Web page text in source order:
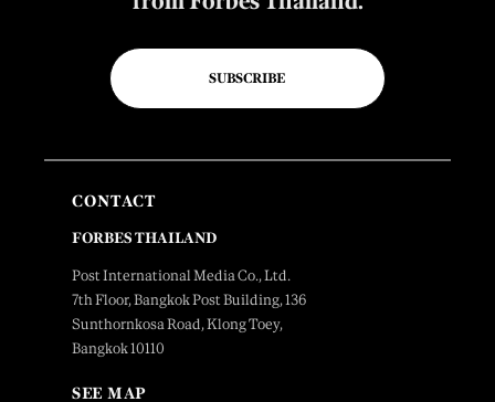
SUBSCRIBE
CONTACT
FORBES THAILAND
Post International Media Co., Ltd.
7th Floor, Bangkok Post Building, 136
Sunthornkosa Road, Klong Toey,
Bangkok 10110
SEE MAP